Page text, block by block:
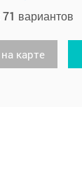
71 вариантов
карте